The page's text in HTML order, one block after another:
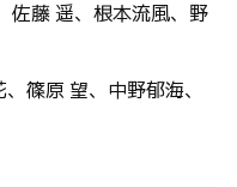
佐藤 遥、根本流風、野
篠原 望、中野郁海、